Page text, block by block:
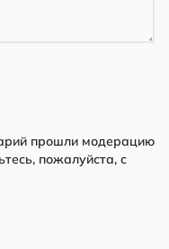
прошли модерацию
пожалуйста, с